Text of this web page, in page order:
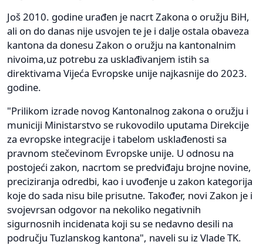
Još 2010. godine urađen je nacrt Zakona o oružju BiH,
ali on do danas nije usvojen te je i dalje ostala obaveza
kantona da donesu Zakon o oružju na kantonalnim
nivoima,uz potrebu za usklađivanjem istih sa
direktivama Vijeća Evropske unije najkasnije do 2023.
godine.
"Prilikom izrade novog Kantonalnog zakona o oružju i
municiji Ministarstvo se rukovodilo uputama Direkcije
za evropske integracije i tabelom usklađenosti sa
pravnom stečevinom Evropske unije. U odnosu na
postojeći zakon, nacrtom se predviđaju brojne novine,
preciziranja odredbi, kao i uvođenje u zakon kategorija
koje do sada nisu bile prisutne. Također, novi Zakon je i
svojevrsan odgovor na nekoliko negativnih
sigurnosnih incidenata koji su se nedavno desili na
području Tuzlanskog kantona", naveli su iz Vlade TK.